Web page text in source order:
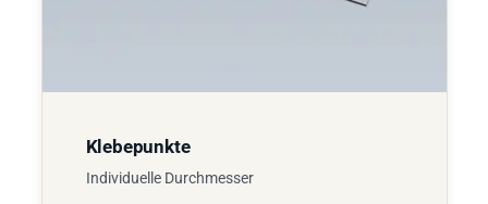
Klebepunkte
Individuelle Durchmesser